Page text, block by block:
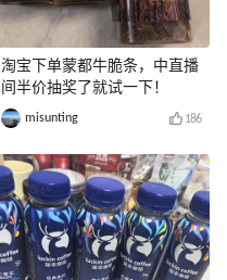
淘宝下单蒙都牛脆条，中直播
间半价抽奖了就试一下！
misunting 186